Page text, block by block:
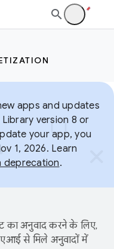
apps and updates
version 8 or
your app, you
1, 2026. Learn
deprecation.
का अनुवाद करने के लिए,
से मिले अनुवादों में